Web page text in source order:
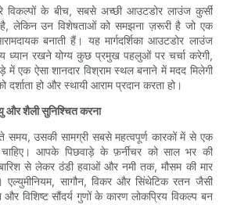
के बीच, सबसे अच्छी आउटडोर लाउंज कुर्सी
लेकिन उन विशेषताओं को समझना ज़रूरी है जो एक
बनाती हैं। यह मार्गदर्शिका आउटडोर लाउंज
ध्यान रखने योग्य कुछ प्रमुख पहलुओं पर चर्चा करेगी,
एक ऐसा शानदार विश्राम स्थल बनाने में मदद मिलेगी
हो और स्थायी आराम प्रदान करता हो।
और शैली सुनिश्चित करना
उसकी सामग्री सबसे महत्वपूर्ण कारकों में से एक
आपके पिछवाड़े के फ़र्नीचर को साल भर की
से लेकर ठंडी हवाओं और नमी तक, मौसम की मार
सागौन, विकर और सिंथेटिक रतन जैसी
और विशिष्ट सौंदर्य गुणों के कारण लोकप्रिय विकल्प बन